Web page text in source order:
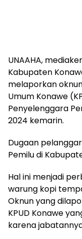
UNAAHA,
Kabupaten
melaporkan
Umum Konawe
Penyelenggara
2024 kemarin.
Dugaan
Pemilu di
Hal ini menjadi
warung kopi
Oknun yang
KPUD Konawe
karena